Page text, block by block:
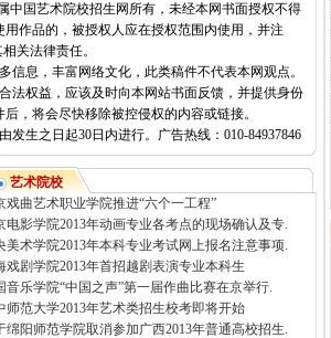
中国艺术院校招生网所有，未经本网书面授权不得
作品的，被授权人应在授权范围内使用，并注
关法律责任。
息，丰富网络文化，此类稿件不代表本网观点。
法权益，应该及时向本网站书面反馈，并提供身份
，将会尽快移除被控侵权的内容或链接。
生之日起30日内进行。广告热线：010-84937846
艺术院校
戏曲艺术职业学院推进“六个一工程”
电影学院2013年动画专业各考点的现场确认及专.
美术学院2013年本科专业考试网上报名注意事项.
戏剧学院2013年首招越剧表演专业本科生
音乐学院“中国之声”第一届作曲比赛在京举行.
师范大学2013年艺术类招生校考即将开始
绵阳师范学院取消参加广西2013年普通高校招生.